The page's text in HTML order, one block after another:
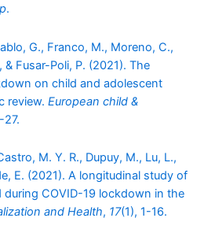
.
G., Franco, M., Moreno, C.,
& Fusar-Poli, P. (2021). The
on child and adolescent
review. European child &
27.
M. Y. R., Dupuy, M., Lu, L.,
E. (2021). A longitudinal study of
during COVID-19 lockdown in the
and Health, 17(1), 1-16.